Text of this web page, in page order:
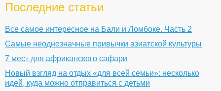
Последние статьи
Все самое интересное на Бали и Ломбоке. Часть 2
Самые неоднозначные привычки азиатской культуры
7 мест для африканского сафари
Новый взгляд на отдых «для всей семьи»: несколько
идей, куда можно отправиться с детьми